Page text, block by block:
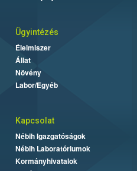
Ügyintézés
Élelmiszer
Állat
Növény
Labor/Egyéb
Kapcsolat
Nébih Igazgatóságok
Nébih Laboratóriumok
Kormányhivatalok